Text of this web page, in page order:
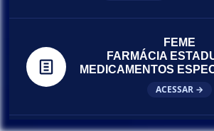
FEME
FARMÁCIA
MEDICAMENTOS
ACESSAR →